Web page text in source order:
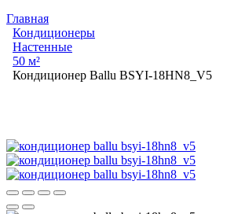
Главная
Кондиционеры
Настенные
50 м²
Кондиционер Ballu BSYI-18HN8_V5